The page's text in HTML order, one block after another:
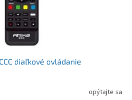
diaľkové ovládanie
opýtajte sa